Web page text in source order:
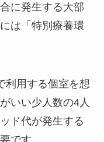
に発生する大部
は「特別療養環
利用する個室を想
いい少人数の4人
ド代が発生する
です。